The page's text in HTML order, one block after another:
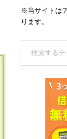
※当サイトは
ります。